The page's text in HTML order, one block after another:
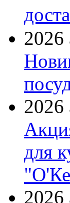
2026
2026
для
2026